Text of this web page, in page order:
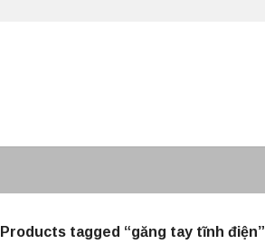
Products tagged “găng tay tĩnh điện”